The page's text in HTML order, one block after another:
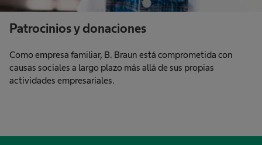
Patrocinios y donaciones
Como empresa familiar, B. Braun está comprometida con
causas sociales a largo plazo más allá de sus propias
actividades empresariales.